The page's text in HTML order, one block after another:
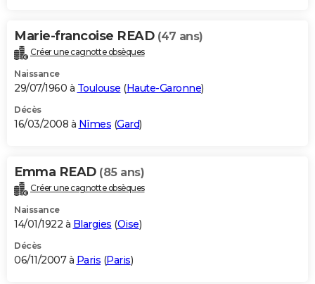
Marie-francoise READ (47 ans)
Créer une cagnotte obsèques
Naissance
29/07/1960 à Toulouse (Haute-Garonne)
Décès
16/03/2008 à Nîmes (Gard)
Emma READ (85 ans)
Créer une cagnotte obsèques
Naissance
14/01/1922 à Blargies (Oise)
Décès
06/11/2007 à Paris (Paris)